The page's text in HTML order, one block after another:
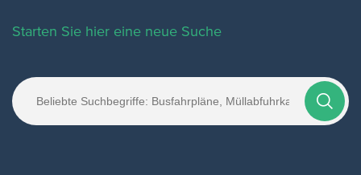
Starten Sie hier eine neue Suche